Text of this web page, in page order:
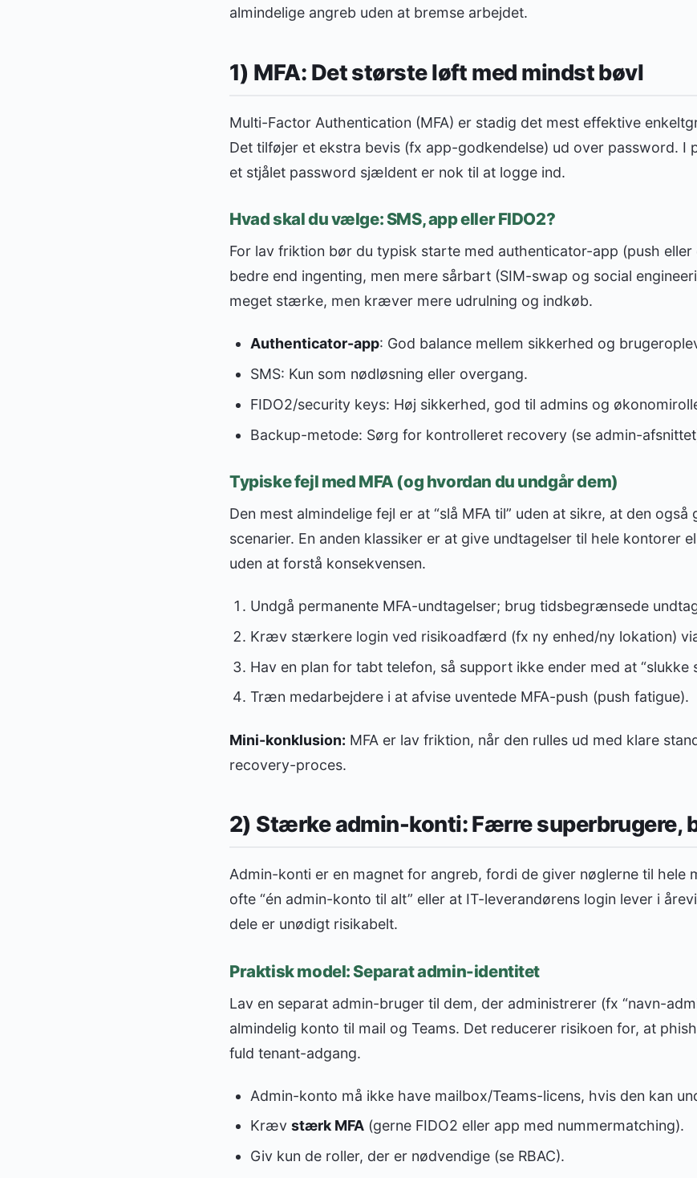
almindelige angreb uden at bremse arbejdet.
1) MFA: Det største løft med mindst bøvl
Multi-Factor Authentication (MFA) er stadig det mest effektive
Det tilføjer et ekstra bevis (fx app-godkendelse) ud over password. I
et stjålet password sjældent er nok til at logge ind.
Hvad skal du vælge: SMS, app eller FIDO2?
For lav friktion bør du typisk starte med authenticator-app (push eller
bedre end ingenting, men mere sårbart (SIM-swap og social
meget stærke, men kræver mere udrulning og indkøb.
Authenticator-app: God balance mellem sikkerhed og
SMS: Kun som nødløsning eller overgang.
FIDO2/security keys: Høj sikkerhed, god til admins og
Backup-metode: Sørg for kontrolleret recovery (se admin-
Typiske fejl med MFA (og hvordan du undgår dem)
Den mest almindelige fejl er at “slå MFA til” uden at sikre, at den
scenarier. En anden klassiker er at give undtagelser til hele kontorer
uden at forstå konsekvensen.
Undgå permanente MFA-undtagelser; brug tidsbegrænsede
Kræv stærkere login ved risikoadfærd (fx ny enhed/ny lokation)
Hav en plan for tabt telefon, så support ikke ender med at “slukke
Træn medarbejdere i at afvise uventede MFA-push (push fatigue).
Mini-konklusion: MFA er lav friktion, når den rulles ud med klare
recovery-proces.
2) Stærke admin-konti: Færre superbrugere,
Admin-konti er en magnet for angreb, fordi de giver nøglerne til hele
ofte “én admin-konto til alt” eller at IT-leverandørens login lever i
dele er unødigt risikabelt.
Praktisk model: Separat admin-identitet
Lav en separat admin-bruger til dem, der administrerer (fx “navn-
almindelig konto til mail og Teams. Det reducerer risikoen for, at
fuld tenant-adgang.
Admin-konto må ikke have mailbox/Teams-licens, hvis den kan
Kræv stærk MFA(gerne FIDO2 eller app med nummermatching).
Giv kun de roller, der er nødvendige (se RBAC).